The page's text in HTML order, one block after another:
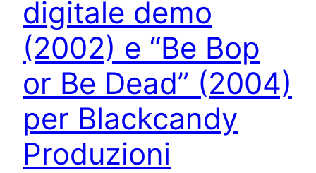
digitale demo
(2002) e “Be Bop
or Be Dead” (2004)
per Blackcandy
Produzioni